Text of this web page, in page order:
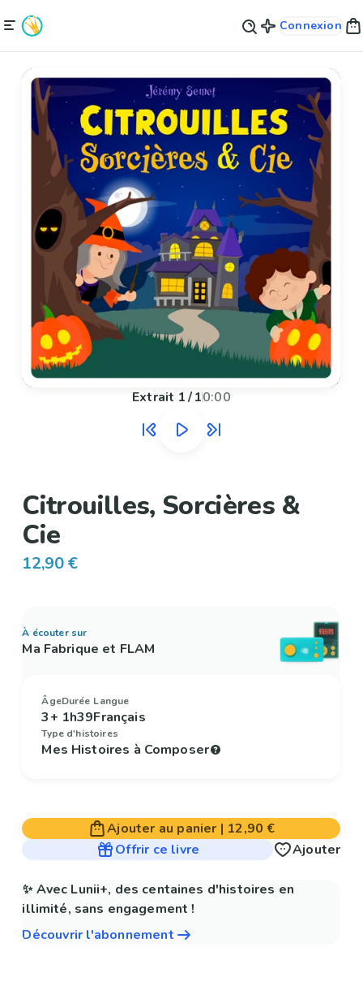
Connexion
Extrait 1/10:00
Citrouilles, Sorcières &
Cie
12,90 €
À écouter sur
Ma Fabrique et FLAM
Âge
3+
Durée
1h39
Langue
Français
Type d'histoires
Mes Histoires à Composer
Ajouter au panier | 12,90 €
Offrir ce livre
Ajouter
✨ Avec Lunii+, des centaines d'histoires en
illimité, sans engagement !
Découvrir l'abonnement